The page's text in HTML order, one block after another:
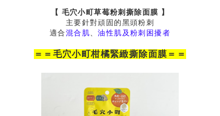
【 毛穴小町草莓粉刺撕除面膜 】
主要針對頑固的黑頭粉刺
適合混合肌 、油性肌及粉刺困擾者
＝＝ 毛穴小町柑橘緊緻撕除面膜＝＝